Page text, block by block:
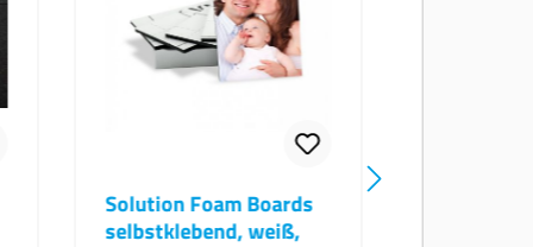
Foam Boards
weiß,
Solution Foam Boards
selbstklebend, weiß,